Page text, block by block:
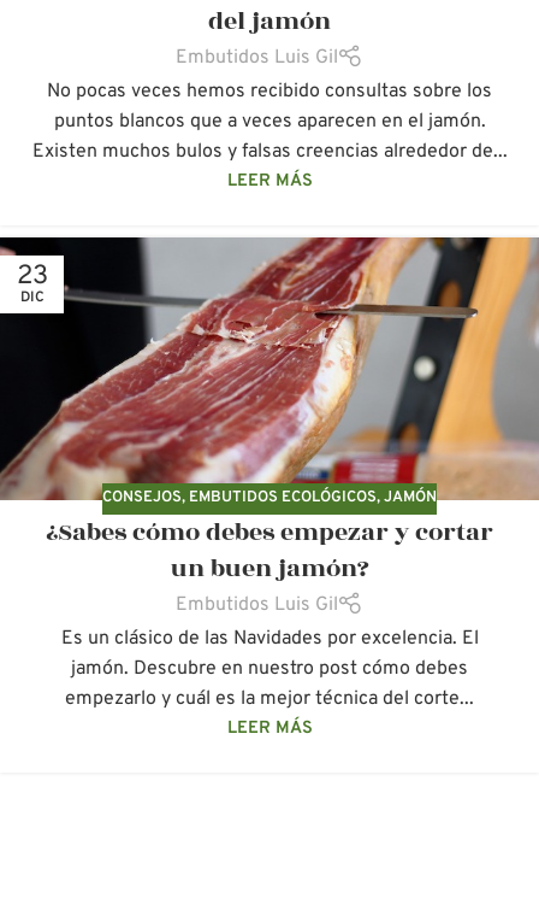
del jamón
Embutidos Luis Gil
No pocas veces hemos recibido consultas sobre los
puntos blancos que a veces aparecen en el jamón.
Existen muchos bulos y falsas creencias alrededor de...
LEER MÁS
23
DIC
CONSEJOS, EMBUTIDOS ECOLÓGICOS,JAMÓN
¿Sabes cómo debes empezar y cortar
un buen jamón?
Embutidos Luis Gil
Es un clásico de las Navidades por excelencia. El
jamón. Descubre en nuestro post cómo debes
empezarlo y cuál es la mejor técnica del corte...
LEER MÁS